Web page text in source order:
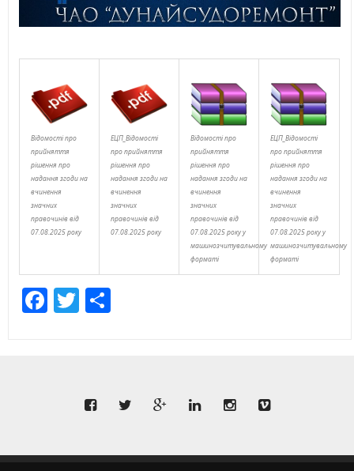
Відомості про
прийняття
рішення про
надання згоди на
вчинення
значних
правочинів від
07.08.2025 року
ЕЦП_Відомості
про прийняття
рішення про
надання згоди на
вчинення
значних
правочинів від
07.08.2025 року
Відомості про
прийняття
рішення про
надання згоди на
вчинення
значних
правочинів від
07.08.2025 року у
машинозчитувальному
форматі
ЕЦП_Відомості
про прийняття
рішення про
надання згоди на
вчинення
значних
правочинів від
07.08.2025 року у
машинозчитувальному
форматі
Facebook
Twitter
Share